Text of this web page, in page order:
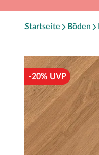
Startseite Böden
-20% UVP